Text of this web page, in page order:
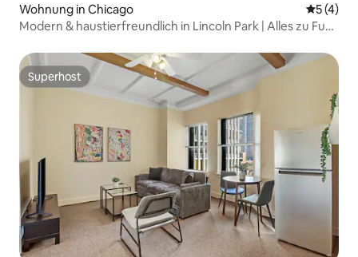
Wohnung in Chicago
5 (4)
Modern & haustierfreundlich in Lincoln Park | Alles zu Fuß
Superhost
Superhost